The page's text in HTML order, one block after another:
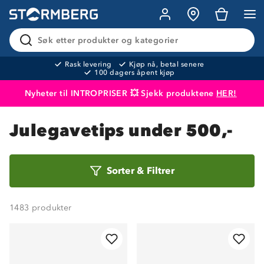
Søk etter produkter og kategorier
Rask levering
Kjøp nå, betal senere
100 dagers åpent kjøp
Nyheter til INTROPRISER 💥 Sjekk produktene HER!
Produktet er lagt i handlekurven Til kassen
Julegavetips under 500,-
Sorter& Filtrer
1483 produkter